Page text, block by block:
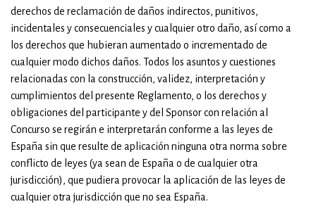
derechos de reclamación de daños indirectos, punitivos,
incidentales y consecuenciales y cualquier otro daño, así como a
los derechos que hubieran aumentado o incrementado de
cualquier modo dichos daños. Todos los asuntos y cuestiones
relacionadas con la construcción, validez, interpretación y
cumplimientos del presente Reglamento, o los derechos y
obligaciones del participante y del Sponsor con relación al
Concurso se regirán e interpretarán conforme a las leyes de
España sin que resulte de aplicación ninguna otra norma sobre
conflicto de leyes (ya sean de España o de cualquier otra
jurisdicción), que pudiera provocar la aplicación de las leyes de
cualquier otra jurisdicción que no sea España.